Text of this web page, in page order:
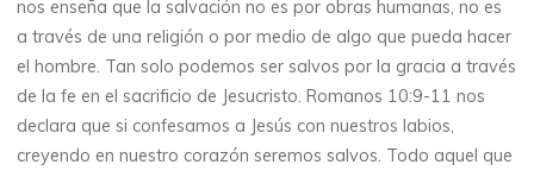
nos enseña que la salvación no es por obras humanas, no es
a través de una religión o por medio de algo que pueda hacer
el hombre. Tan solo podemos ser salvos por la gracia a través
de la fe en el sacrificio de Jesucristo. Romanos 10:9-11 nos
declara que si confesamos a Jesús con nuestros labios,
creyendo en nuestro corazón seremos salvos. Todo aquel que